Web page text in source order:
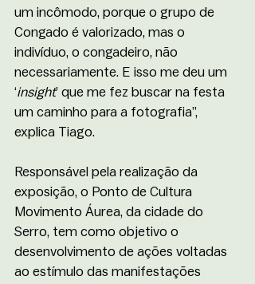
um incômodo, porque o grupo de
Congado é valorizado, mas o
indivíduo, o congadeiro, não
necessariamente. E isso me deu um
‘insight’ que me fez buscar na festa
um caminho para a fotografia”,
explica Tiago.
Responsável pela realização da
exposição, o Ponto de Cultura
Movimento Áurea, da cidade do
Serro, tem como objetivo o
desenvolvimento de ações voltadas
ao estímulo das manifestações